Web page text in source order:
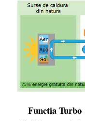
Functia Turbo